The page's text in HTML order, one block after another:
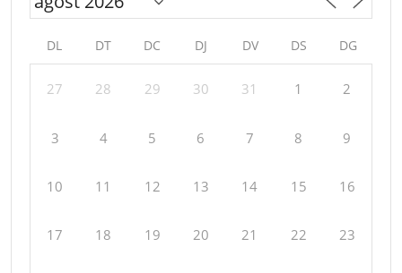
DL DT DC DJ DV DS DG
27 28 29 30 31 1 2
3 4 5 6 7 8 9
10 11 12 13 14 15 16
17 18 19 20 21 22 23